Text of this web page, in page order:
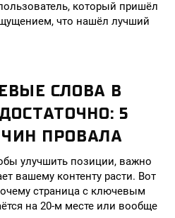
который пришёл
что нашёл лучший
СЛОВА В
5
ПРОВАЛА
улучшить позиции, важно
вашему контенту расти. Вот
страница с ключевым
на 20-м месте или вообще